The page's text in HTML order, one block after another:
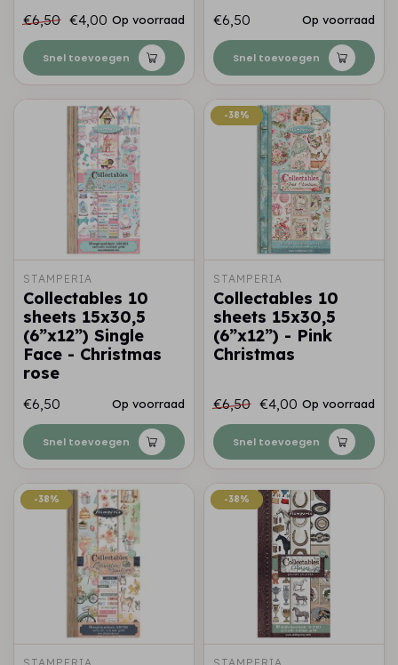
€6,50 €4,00 Op voorraad
Snel toevoegen
€6,50 Op voorraad
Snel toevoegen
STAMPERIA
Collectables 10
sheets 15x30,5
(6”x12”) Single
Face - Christmas
rose
€6,50 Op voorraad
Snel toevoegen
-38%
-38%
STAMPERIA
Collectables 10
sheets 15x30,5
(6”x12”) - Pink
Christmas
€6,50 €4,00 Op voorraad
Snel toevoegen
-38%
-38% -38%
-38%